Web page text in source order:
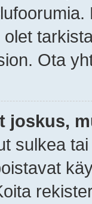
Ota
joskus,
sulkea